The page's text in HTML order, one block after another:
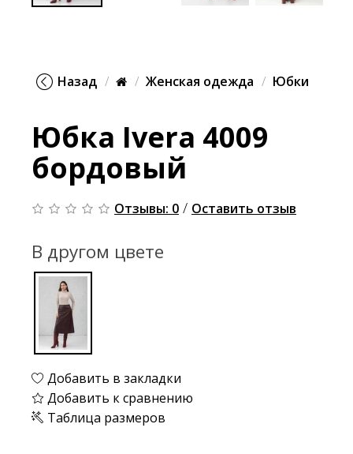
Назад Женская одежда Юбки
Юбка Ivera 4009
бордовый
Отзывы: 0 / Оставить отзыв
В другом цвете
Добавить в закладки
Добавить к сравнению
Таблица размеров